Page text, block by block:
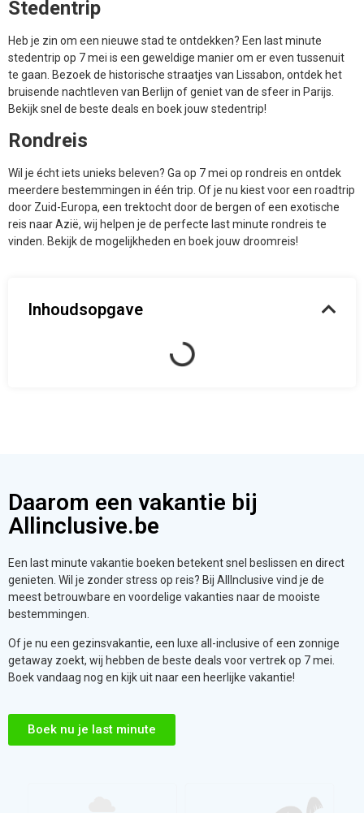
Heb je zin om een nieuwe stad te ontdekken? Een last minute
te gaan. Bezoek de historische straatjes van Lissabon, ontdek het
bruisende nachtleven van Berlijn of geniet van de sfeer in Parijs.
Bekijk snel de beste deals en boek jouw stedentrip!
Rondreis
Wil je écht iets unieks beleven? Ga op 7 mei op rondreis en ontdek
door Zuid-Europa, een trektocht door de bergen of een exotische
reis naar Azië, wij helpen je de perfecte last minute rondreis te
vinden. Bekijk de mogelijkheden en boek jouw droomreis!
Allinclusive.be
Een last minute vakantie boeken betekent snel beslissen en direct
meest betrouwbare en voordelige vakanties naar de mooiste
bestemmingen.
Of je nu een gezinsvakantie, een luxe all-inclusive of een zonnige
Boek vandaag nog en kijk uit naar een heerlijke vakantie!